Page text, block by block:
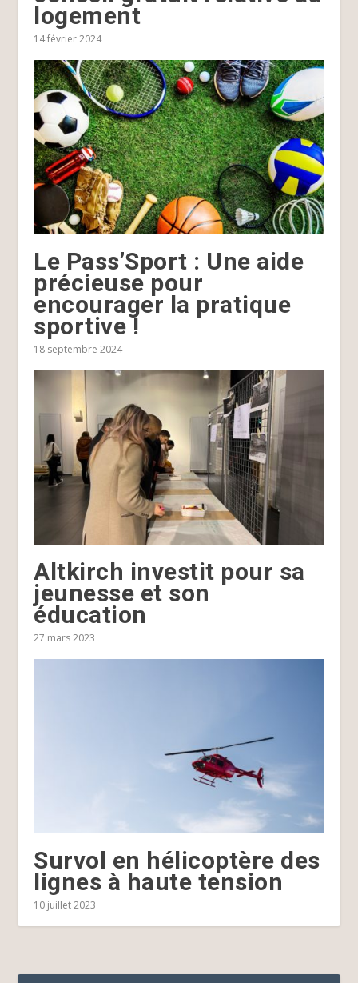
logement
14 février 2024
Le Pass’Sport : Une aide
précieuse pour
encourager la pratique
sportive !
18 septembre 2024
Altkirch investit pour sa
jeunesse et son
éducation
27 mars 2023
Survol en hélicoptère des
lignes à haute tension
10 juillet 2023